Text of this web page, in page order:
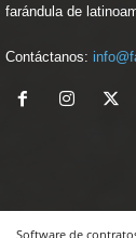
farándula de
Contáctanos:
Software de